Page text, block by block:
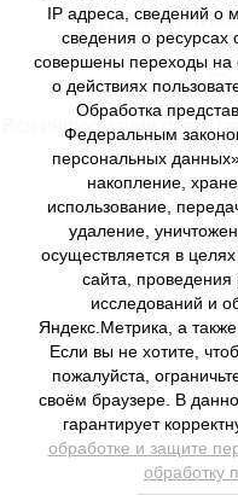
677000, г.
Вся информация
не
пожалуйста
IP адреса, сведений о
сведения о ресурсах
совершены переходы на
о действиях
Обработка
Федеральным
персональных
накопление,
использование,
удаление,
осуществляется в
сайта, проведения
исследований и
Яндекс.Метрика, а
Если вы не хотите,
пожалуйста,
своём браузере. В
гарантирует
обработке и защите
обработку